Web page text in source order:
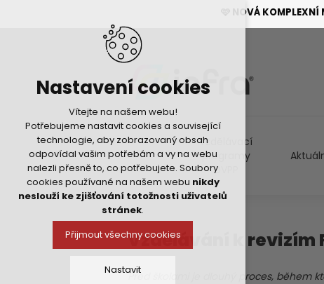
🩷 NOVÁ
Nastavení cookies
Vítejte na našem webu!
Potřebujeme nastavit cookies a související
technologie, aby zobrazovaný obsah
odpovídal vašim potřebám a vy na webu
nalezli přesně to, co potřebujete. Soubory
cookies používané na našem webu nikdy
neslouží ke zjišťování totožnosti uživatelů
stránek.
Přijmout všechny cookies
Nastavit
Vzdělávací
programy
DVPP
Vzdělávání k revizím
Před proces, během